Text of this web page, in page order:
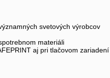
svetových výrobcov
materiáli
aj pri tlačovom